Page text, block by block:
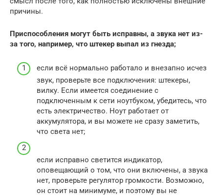
причины.
Приспособления могут быть исправны, а звука нет из-
за того, например, что штекер выпал из гнезда;
если всё нормально работало и внезапно исчез
звук, проверьте все подключения: штекеры,
вилку. Если имеется соединение с
подключенным к сети ноутбуком, убедитесь, что
есть электричество. Ноут работает от
аккумулятора, и вы можете не сразу заметить,
что света нет;
если исправно светится индикатор,
оповещающий о том, что они включены, а звука
нет, проверьте регулятор громкости. Возможно,
он стоит на минимуме, и поэтому вы не